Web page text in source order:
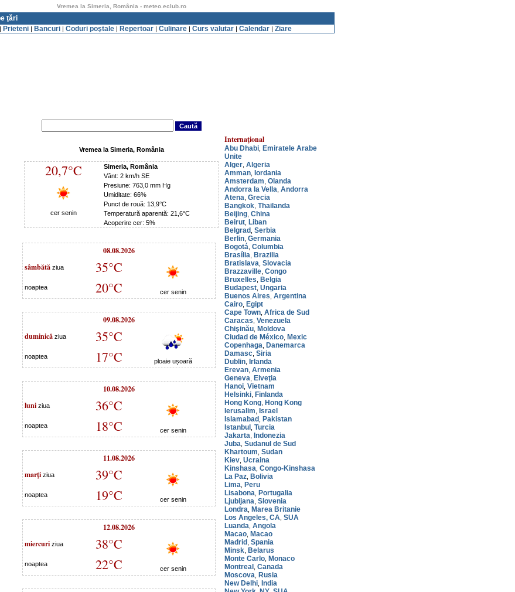
Vremea la Simeria, România - meteo.eclub.ro
ţări
| Prieteni | Bancuri | Coduri poştale | Repertoar | Culinare | Curs valutar | Calendar | Ziare
Vremea la Simeria, România
20,7°C
cer senin
Simeria, România
Vânt: 2 km/h SE
Presiune: 763,0 mm Hg
Umiditate: 66%
Punct de rouă: 13,9°C
Temperatură aparentă: 21,6°C
Acoperire cer: 5%
08.08.2026
sâmbătă ziua 35°C
cer senin
noaptea 20°C
09.08.2026
duminică ziua 35°C
ploaie ușoară
noaptea 17°C
10.08.2026
luni ziua 36°C
cer senin
noaptea 18°C
11.08.2026
marţi ziua 39°C
cer senin
noaptea 19°C
12.08.2026
miercuri ziua 38°C
cer senin
noaptea 22°C
Internaţional
Abu Dhabi Emiratele Arabe
Unite
Alger Algeria
Amman
Iordania
Amsterdam Olanda
Andorra la Vella Andorra
Atena Grecia
Bangkok Thailanda
Beijing China
Beirut Liban
Belgrad Serbia
Berlin Germania
Bogotá Columbia
Brasília Brazilia
Bratislava Slovacia
Brazzaville Congo
Bruxelles
Belgia
Budapest Ungaria
Buenos Aires Argentina
Cairo Egipt
Cape Town Africa de Sud
Caracas Venezuela
Chişinău Moldova
Ciudad de México Mexic
Copenhaga Danemarca
Damasc Siria
Dublin
Irlanda
Erevan Armenia
Geneva Elveţia
Hanoi Vietnam
Helsinki Finlanda
Hong Kong Hong Kong
Ierusalim
Israel
Islamabad
Pakistan
Istanbul
Turcia
Jakarta
Indonezia
Juba Sudanul de Sud
Khartoum Sudan
Kiev Ucraina
Kinshasa Congo-Kinshasa
La Paz Bolivia
Lima Peru
Lisabona Portugalia
Ljubljana Slovenia
Londra Marea Britanie
Los Angeles, CA SUA
Luanda Angola
Macao Macao
Madrid Spania
Minsk Belarus
Monte Carlo Monaco
Montreal
Canada
Moscova Rusia
New Delhi
India